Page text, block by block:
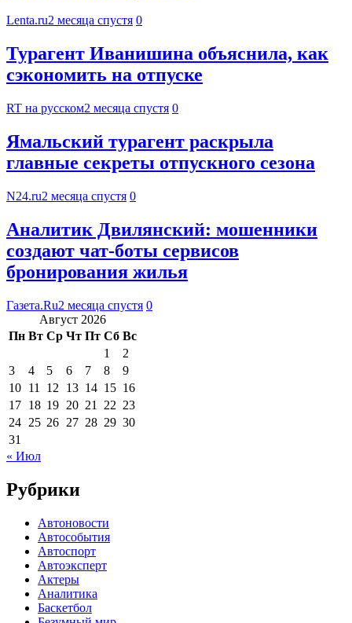
Lenta.ru2 месяца спустя 0
Турагент Иванишина объяснила, как
сэкономить на отпуске
RT на русском2 месяца спустя 0
Ямальский турагент раскрыла
главные секреты отпускного сезона
N24.ru2 месяца спустя 0
Аналитик Двилянский: мошенники
создают чат-боты сервисов
бронирования жилья
Газета.Ru2 месяца спустя 0
Август 2026
Пн Вт Ср Чт Пт Сб Вс
1
2
3
4 5 6 7 8
9
10 11 12 13 14 15 16
17 18 19 20 21 22 23
24 25 26 27 28 29 30
31
« Июл
Рубрики
Автоновости
Автособытия
Автоспорт
Автоэксперт
Актеры
Аналитика
Баскетбол